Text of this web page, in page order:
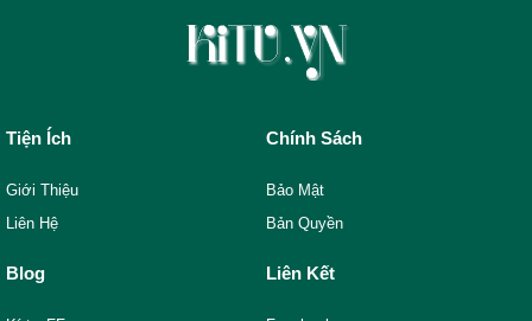
Tiện Ích
Giới Thiệu
Liên Hệ
Chính Sách
Bảo Mật
Bản Quyền
Blog Liên Kết